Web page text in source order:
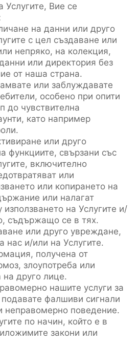
Услугите, Вие се
на данни или друго
с цел създаване или
непряко, на колекция,
или директория без
от наша страна.
или заблуждавате
особено при опити
до чувствителна
като например
или друго
функциите, свързани със
включително
или
или копирането на
или налагат
използването на Услугите и/
съдържащо се в тях.
или друго увреждане,
нас и/или на Услугите.
получена от
злоупотреба или
на друго лице.
нашите услуги за
фалшиви сигнали
неправомерно поведение.
по начин, който е в
закони или